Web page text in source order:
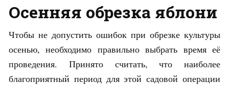
Осенняя обрезка яблони
Чтобы не допустить ошибок при обрезке культуры
осенью, необходимо правильно выбрать время её
проведения. Принято считать, что наиболее
благоприятный период для этой садовой операции